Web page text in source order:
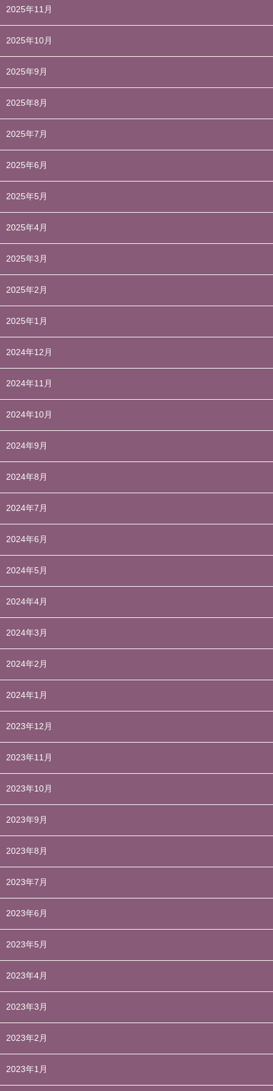
2025年11月
2025年10月
2025年9月
2025年8月
2025年7月
2025年6月
2025年5月
2025年4月
2025年3月
2025年2月
2025年1月
2024年12月
2024年11月
2024年10月
2024年9月
2024年8月
2024年7月
2024年6月
2024年5月
2024年4月
2024年3月
2024年2月
2024年1月
2023年12月
2023年11月
2023年10月
2023年9月
2023年8月
2023年7月
2023年6月
2023年5月
2023年4月
2023年3月
2023年2月
2023年1月